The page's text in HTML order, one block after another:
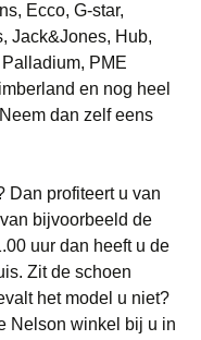
Ecco, G-star,
Jack&Jones, Hub,
PME
en nog heel
dan zelf eens
Dan profiteert u van
bijvoorbeeld de
uur dan heeft u de
Zit de schoen
het model u niet?
Nelson winkel bij u in